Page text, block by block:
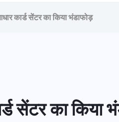
कार्ड सेंटर का किया भंडाफोड़
सेंटर का किया